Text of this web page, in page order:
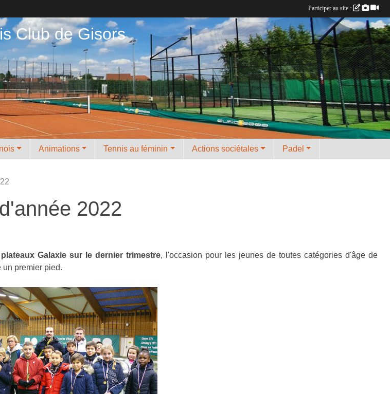
Club de Gisors
Animations Tennis au féminin Actions sociétales Padel
2022
Galaxie sur le dernier trimestre, l'occasion pour les jeunes de toutes catégories d'âge de
un premier pied.
Participer au site :